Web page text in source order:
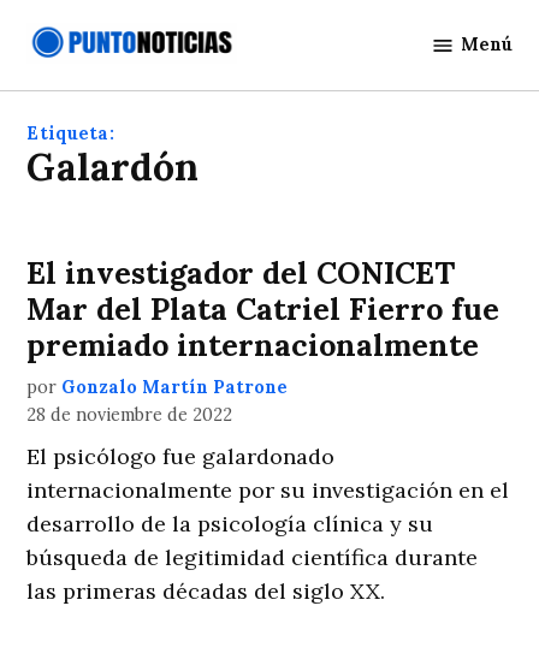
Noticias
Menú
Etiqueta:
Galardón
El investigador del CONICET
Mar del Plata Catriel Fierro fue
premiado internacionalmente
por Gonzalo Martín Patrone
28 de noviembre de 2022
El psicólogo fue galardonado
internacionalmente por su investigación en el
desarrollo de la psicología clínica y su
búsqueda de legitimidad científica durante
las primeras décadas del siglo XX.